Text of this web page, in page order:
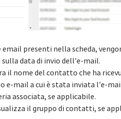
email presenti nella scheda,
data di invio dell'e-mail.
il nome del contatto che ha
e-mail a cui è stata inviata l'e-
associata, se applicabile.
il gruppo di contatti, se